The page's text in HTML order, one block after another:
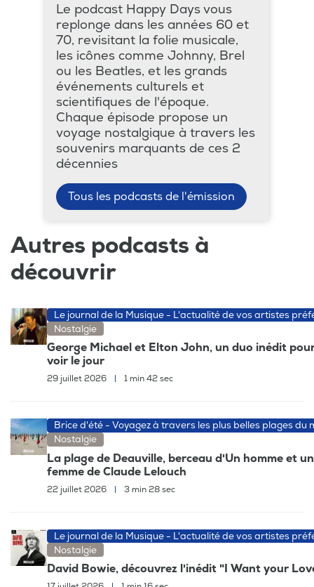
Le podcast Happy Days vous
replonge dans les années 60 et
70, revisitant la folie musicale,
les icônes comme Johnny, Brel
ou les Beatles, et les grands
événements culturels et
scientifiques de l'époque.
Chaque épisode propose un
voyage nostalgique à travers les
souvenirs marquants de ces 2
décennies
Tous les podcasts de l'émission
Autres podcasts à
découvrir
Le journal de la Musique - L'actualité de vos artistes
Nostalgie
George Michael et Elton John, un duo inédit
voir le jour
29 juillet 2026 1 min 42 sec
Brice d'été - Voyagez à travers les plus belles plages du
Nostalgie
La plage de Deauville, berceau d'Un homme et
femme de Claude Lelouch
22 juillet 2026 | 3 min 28 sec
Le journal de la Musique - L'actualité de vos artistes
Nostalgie
David Bowie, découvrez l'inédit "I Want your